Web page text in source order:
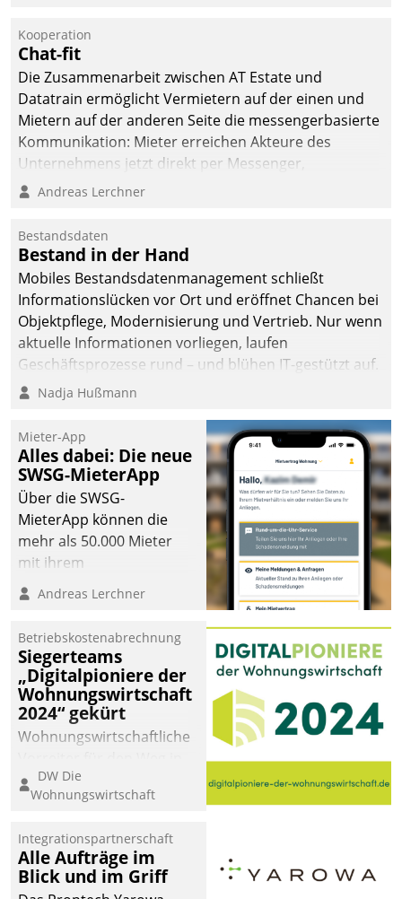
Kooperation
Chat-fit
Die Zusammenarbeit zwischen AT Estate und
Datatrain ermöglicht Vermietern auf der einen und
Mietern auf der anderen Seite die messengerbasierte
Kommunikation: Mieter erreichen Akteure des
Unternehmens jetzt direkt per Messenger,
Mitarbeiter oder Dienstleister empfangen oder
Andreas Lerchner
Bestandsdaten
Bestand in der Hand
Mobiles Bestandsdatenmanagement schließt
Informationslücken vor Ort und eröffnet Chancen bei
Objektpflege, Modernisierung und Vertrieb. Nur wenn
aktuelle Informationen vorliegen, laufen
Geschäftsprozesse rund – und blühen IT-gestützt auf.
Nadja Hußmann
Mieter-App
Alles dabei: Die neue
SWSG-MieterApp
Über die SWSG-
MieterApp können die
mehr als 50.000 Mieter
mit ihrem
Wohnungsunternehmen
kommunizieren, auf dem
einsehen und ändern
oder
Schadensmeldungen
abgeben – rund um die
Uhr.
Andreas Lerchner
Betriebskostenabrechnung
Siegerteams
„Digitalpioniere der
Wohnungswirtschaft
2024“ gekürt
Wohnungswirtschaftliche
eine digitale Zukunft zu
finden, ist das Ziel des
der
Wohnungswirtschaft“.
Bewerben können sich
DW Die
Wohnungswirtschaft
Integrationspartnerschaft
Alle Aufträge im
Blick und im Griff